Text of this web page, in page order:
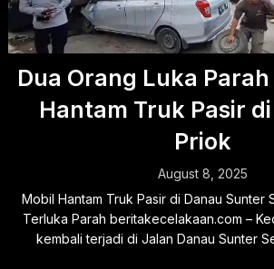
Dua Orang Luka
Hantam Truk Pasir
Priok
August 8, 2025
Mobil Hantam Truk Pasir di Danau Sunter
Terluka Parah beritakecelakaan.com –
kembali terjadi di Jalan Danau Sunter